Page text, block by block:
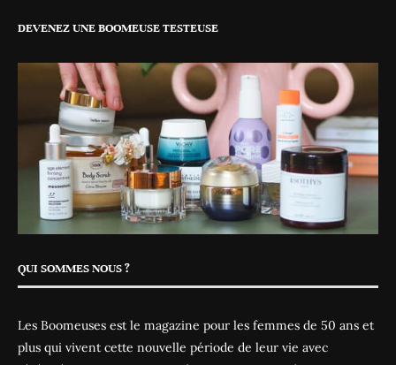
DEVENEZ UNE BOOMEUSE TESTEUSE
QUI SOMMES NOUS ?
Les Boomeuses est le magazine pour les femmes de 50 ans et
plus qui vivent cette nouvelle période de leur vie avec